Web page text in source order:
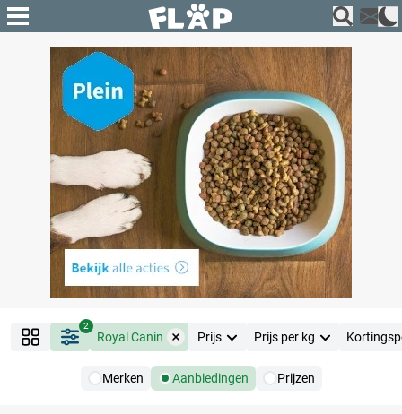
2
Royal Canin Prijs Prijs per kg
Merken Aanbiedingen Prijzen